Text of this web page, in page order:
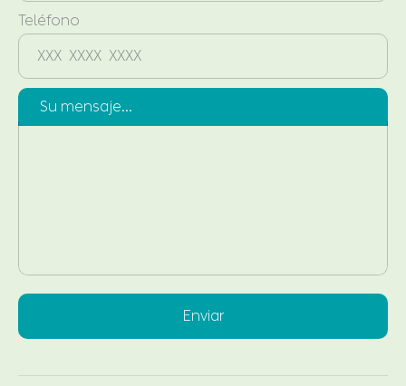
Teléfono
Su mensaje...
Enviar